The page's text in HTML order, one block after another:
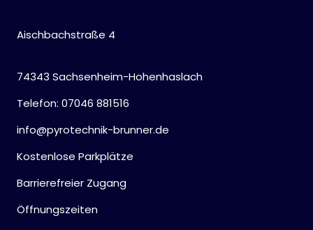
Aischbachstraße 4
74343 Sachsenheim-Hohenhaslach
Telefon: 07046 881516
info@pyrotechnik-brunner.de
Kostenlose Parkplätze
Barrierefreier Zugang
Öffnungszeiten